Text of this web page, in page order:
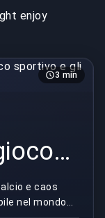
enjoy
3 min
e caos
nel mondo